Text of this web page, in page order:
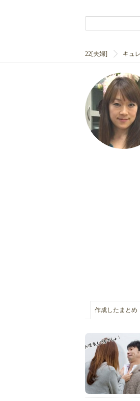
22[夫婦] キュ
作成したまとめ